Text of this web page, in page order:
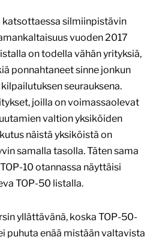
katsottaessa silmiinpistävin
vuoden 2017
on todella vähän yrityksiä,
ponnahtaneet sinne jonkun
seurauksena.
joilla on voimassaolevat
valtion yksiköiden
näistä yksiköistä on
samalla tasolla. Täten sama
10 otannassa näyttäisi
TOP-50 listalla.
yllättävänä, koska TOP-50-
puhuta enää mistään valtavista